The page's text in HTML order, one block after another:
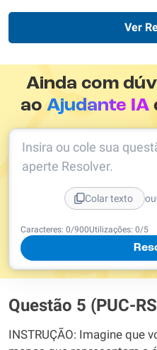
Ver
Ainda com
aoAjudante IA
Caracteres: 0/900Utilizações: 0/5
Insira ou cole sua
aperte Resolver.
Colar texto ou
Questão 5 (PUC-
INSTRUÇÃO: Imagine que